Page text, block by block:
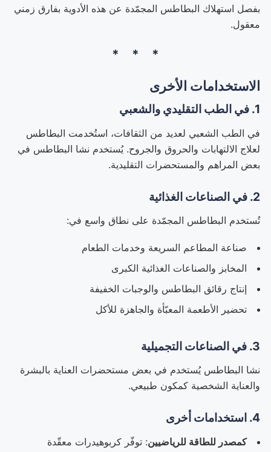
بفصل استهلاك البطاطس المجمّدة عن هذه الأدوية بفارق زمني
معقول.
الاستخدامات الأخرى
1. في الطب التقليدي والشعبي
في الطب الشعبي لعديد من الثقافات، استُخدمت البطاطس
لعلاج الالتهابات والحروق والجروح. يُستخدم نشا البطاطس في
بعض المراهم والمستحضرات التقليدية.
2. في الصناعات الغذائية
تُستخدم البطاطس المجمّدة على نطاق واسع في:
صناعة المطاعم السريعة وخدمات الطعام
المخابز والصناعات الغذائية الكبرى
إنتاج رقائق البطاطس والوجبات الخفيفة
تحضير الأطعمة المعبّأة والجاهزة للأكل
3. في الصناعات التجميلية
نشا البطاطس يُستخدم في بعض مستحضرات العناية بالبشرة
والعناية الشخصية كمكون طبيعي.
4. استخدامات أخرى
كمصدر للطاقة للرياضيين: توفّر كربوهيدرات معقّدة